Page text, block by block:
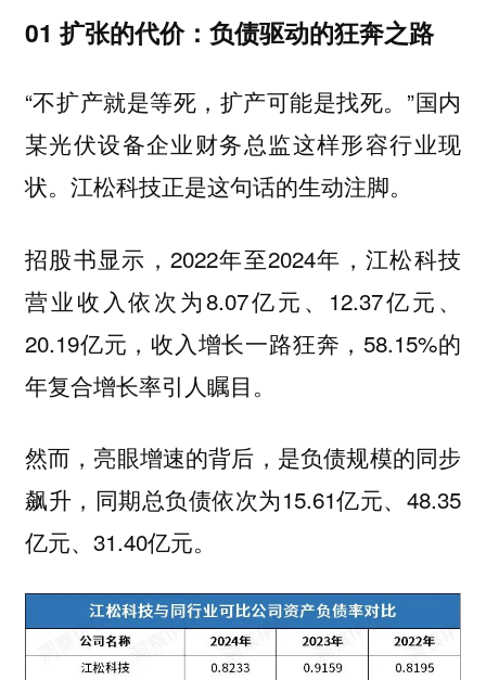
01 扩张的代价：负债驱动的狂奔之路
“不扩产就是等死，扩产可能是找死。”国内
某光伏设备企业财务总监这样形容行业现
状。江松科技正是这句话的生动注脚。
招股书显示，2022年至2024年，江松科技
营业收入依次为8.07亿元、12.37亿元、
20.19亿元，收入增长一路狂奔，58.15%的
年复合增长率引人瞩目。
然而，亮眼增速的背后，是负债规模的同步
飙升，同期总负债依次为15.61亿元、48.35
亿元、31.40亿元。